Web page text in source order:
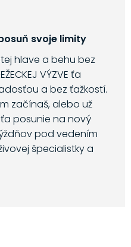
svoje limity
hlave a behu bez
VÝZVE ťa
a bez ťažkostí.
začínaš, alebo už
posunie na nový
pod vedením
špecialistky a